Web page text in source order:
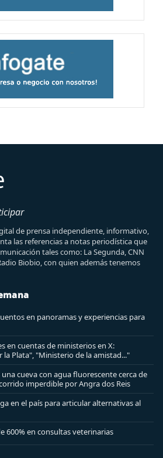
de prensa independiente, informativo,
las referencias a notas periodística que
tales como: La Segunda, CNN
Biobio, con quien además tenemos
en panoramas y experiencias para
en cuentas de ministerios en X:
Plata", "Ministerio de la amistad..."
cueva con agua fluorescente cerca de
imperdible por Angra dos Reis
en el país para articular alternativas al
600% en consultas veterinarias